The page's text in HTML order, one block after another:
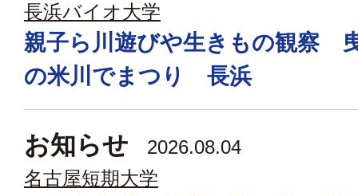
長浜バイオ大学
親子ら川遊びや生きもの観察
の米川でまつり 長浜
お知らせ
2026.08.04
名古屋短期大学